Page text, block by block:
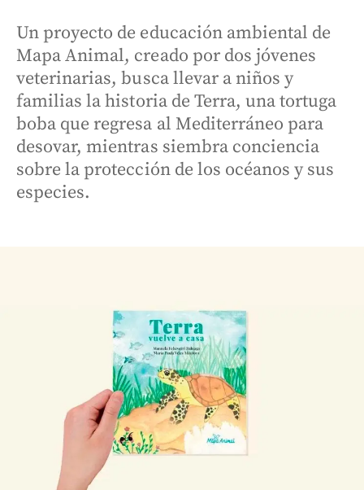
Un proyecto de educación ambiental de
Mapa Animal, creado por dos jóvenes
veterinarias, busca llevar a niños y
familias la historia de Terra, una tortuga
boba que regresa al Mediterráneo para
desovar, mientras siembra conciencia
sobre la protección de los océanos y sus
especies.